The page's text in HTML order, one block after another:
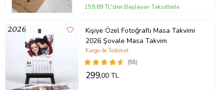
159,89 TL'den Başlayan Taksitlerle
Kişiye Özel Fotoğraflı Masa Takvimi
2026 Şovale Masa Takvim
(58)
Kargo ile Teslimat
299,00 TL